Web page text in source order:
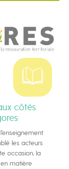
côtés
les acteurs
occasion, la
matière